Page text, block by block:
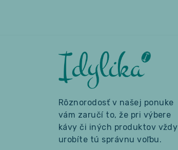
Rôznorodosť v našej ponuke
vám zaručí to, že pri výbere
kávy či iných produktov vždy
urobíte tú správnu voľbu.